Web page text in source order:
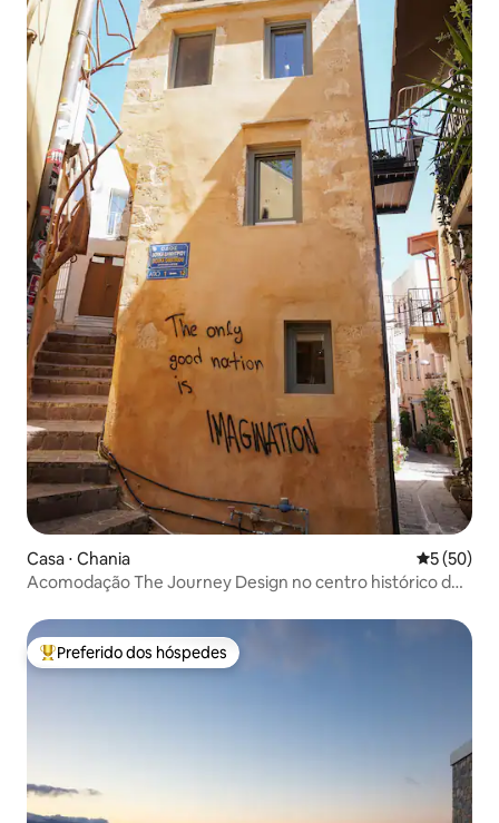
Casa ⋅ Chania 5 de uma
5 (50)
Acomodação The Journey Design no centro histórico de
Entre os melhores preferidos dos hóspedes
Preferido dos hóspedes